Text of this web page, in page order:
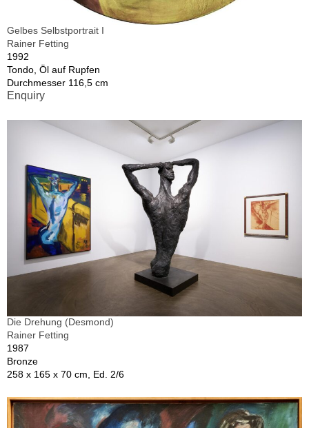
Gelbes Selbstportrait I
Rainer Fetting
1992
Tondo, Öl auf Rupfen
Durchmesser 116,5 cm
Enquiry
Die Drehung (Desmond)
Rainer Fetting
1987
Bronze
258 x 165 x 70 cm, Ed. 2/6